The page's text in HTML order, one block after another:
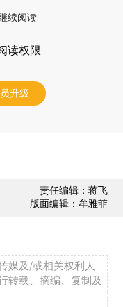
续阅读
读权限
升级
责任编辑：蒋飞
版面编辑：牟雅菲
媒及/或相关权利人
转载、摘编、复制及